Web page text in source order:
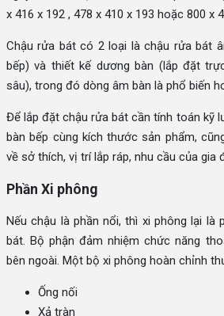
x 416 x 192 , 478 x 410 x 193 hoặc 800 x
Chậu rửa bát có 2 loại là chậu rửa bát
bếp) và thiết kế dương bàn (lắp đặt
sâu), trong đó dòng âm bàn là phổ biến
Để lắp đặt chậu rửa bát cần tính toán kỹ
bàn bếp cùng kích thước sản phẩm,
về sở thích, vị trí lắp ráp, nhu cầu của gia
Phần Xi phông
Nếu chậu là phần nổi, thì xi phông lại là
bát. Bộ phận đảm nhiệm chức năng
bên ngoài. Một bộ xi phông hoàn chỉnh
Ống nối
Xả tràn